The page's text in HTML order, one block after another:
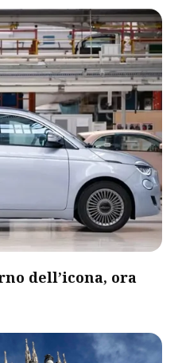
dell’icona, ora